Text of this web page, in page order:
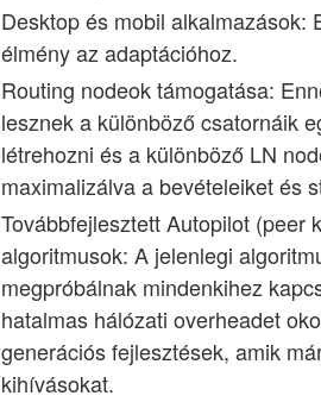
Desktop és mobil alkalmazások:
élmény az adaptációhoz.
Routing nodeok támogatása:
lesznek a különböző csatornáik
létrehozni és a különböző LN
maximalizálva a bevételeiket és
Továbbfejlesztett Autopilot (peer
algoritmusok: A jelenlegi
megpróbálnak mindenkihez
hatalmas hálózati overheadet
generációs fejlesztések, amik
kihívásokat.